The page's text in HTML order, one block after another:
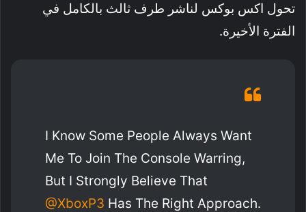
تحول اكس بوكس لناشر طرف ثالث بالكامل في
الفترة الأخيرة.
I Know Some People Always Want
Me To Join The Console Warring,
But I Strongly Believe That
@XboxP3 Has The Right Approach.